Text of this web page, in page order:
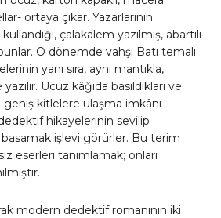
ortaya çıkar. Yazarlarının
çalakalem yazılmış, abartılı
O dönemde vahşi Batı temalı
yanı sıra, aynı mantıkla,
Ucuz kâğıda basıldıkları ve
geniş kitlelere ulaşma imkânı
hikayelerinin sevilip
basamak işlevi görürler. Bu terim
eserleri tanımlamak; onları
modern dedektif romanının iki